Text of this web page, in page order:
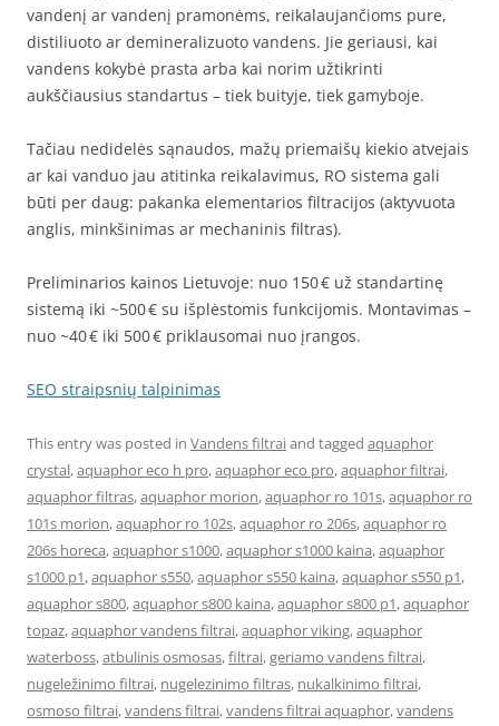
vandenį ar vandenį pramonėms, reikalaujančioms pure,
distiliuoto ar demineralizuoto vandens. Jie geriausi, kai
vandens kokybė prasta arba kai norim užtikrinti
aukščiausius standartus – tiek buityje, tiek gamyboje.
Tačiau nedidelės sąnaudos, mažų priemaišų kiekio atvejais
ar kai vanduo jau atitinka reikalavimus, RO sistema gali
būti per daug: pakanka elementarios filtracijos (aktyvuota
anglis, minkšinimas ar mechaninis filtras).
Preliminarios kainos Lietuvoje: nuo 150 € už standartinę
sistemą iki ~500 € su išplėstomis funkcijomis. Montavimas –
nuo ~40 € iki 500 € priklausomai nuo įrangos.
SEO straipsnių talpinimas
This entry was posted in Vandens filtraiand tagged aquaphor
crystal,aquaphor eco h pro,aquaphor eco pro,aquaphor filtrai,
aquaphor filtras,aquaphor morion,aquaphor ro 101s,aquaphor ro
101s morion,aquaphor ro 102s,aquaphor ro 206s,aquaphor ro
206s horeca,aquaphor s1000,aquaphor s1000 kaina,aquaphor
s1000 p1,aquaphor s550,aquaphor s550 kaina,aquaphor s550 p1,
aquaphor s800,aquaphor s800 kaina,aquaphor s800 p1,aquaphor
topaz,aquaphor vandens filtrai,aquaphor viking,aquaphor
waterboss,atbulinis osmosas,filtrai,geriamo vandens filtrai,
nugeležinimo filtrai, nugelezinimo filtras, nukalkinimo filtrai,
osmoso filtrai,vandens filtrai,vandens filtrai aquaphor,vandens